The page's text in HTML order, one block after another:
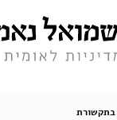
בתקשורת